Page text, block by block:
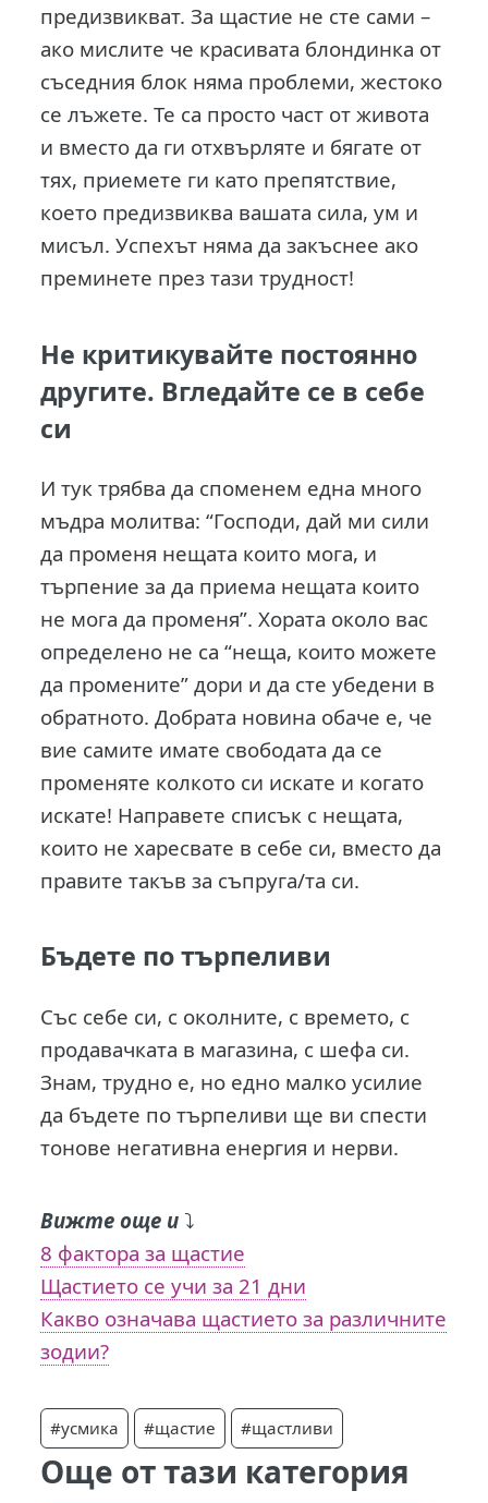
предизвикват. За щастие не сте сами –
ако мислите че красивата блондинка от
съседния блок няма проблеми, жестоко
се лъжете. Те са просто част от живота
и вместо да ги отхвърляте и бягате от
тях, приемете ги като препятствие,
което предизвиква вашата сила, ум и
мисъл. Успехът няма да закъснее ако
преминете през тази трудност!
Не критикувайте постоянно
другите. Вгледайте се в себе
си
И тук трябва да споменем една много
мъдра молитва: “Господи, дай ми сили
да променя нещата които мога, и
търпение за да приема нещата които
не мога да променя”. Хората около вас
определено не са “неща, които можете
да промените” дори и да сте убедени в
обратното. Добрата новина обаче е, че
вие самите имате свободата да се
променяте колкото си искате и когато
искате! Направете списък с нещата,
които не харесвате в себе си, вместо да
правите такъв за съпруга/та си.
Бъдете по търпеливи
Със себе си, с околните, с времето, с
продавачката в магазина, с шефа си.
Знам, трудно е, но едно малко усилие
да бъдете по търпеливи ще ви спести
тонове негативна енергия и нерви.
Вижте още и ⤵️
8 фактора за щастие
Щастието се учи за 21 дни
Какво означава щастието за различните
зодии?
#усмика #щастие #щастливи
Още от тази категория